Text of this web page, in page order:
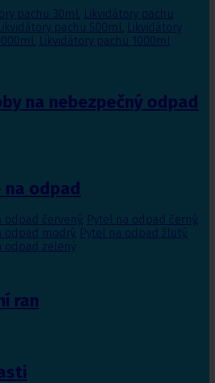
pachu 30ml, Likvidátory pachu
pachu 500ml, Likvidátory
, Likvidátory pachu 1000ml
na nebezpečný odpad
odpad
odpad červený, Pytel na odpad černý,
odpad modrý, Pytel na odpad žlutý,
odpad zelený
ran